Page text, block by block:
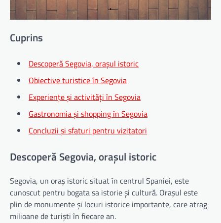
Cuprins
Descoperă Segovia, orașul istoric
Obiective turistice în Segovia
Experiențe și activități în Segovia
Gastronomia și shopping în Segovia
Concluzii și sfaturi pentru vizitatori
Descoperă Segovia, orașul istoric
Segovia, un oraș istoric situat în centrul Spaniei, este
cunoscut pentru bogata sa istorie și cultură. Orașul este
plin de monumente și locuri istorice importante, care atrag
milioane de turiști în fiecare an.